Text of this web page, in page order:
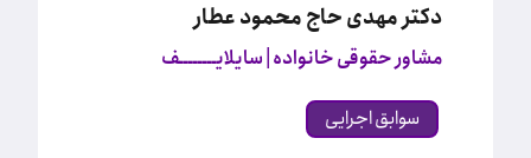
دکتر مهدی حاج محمود عطار
مشاور حقوقی خانواده | سایلایــــــــف
سوابق اجرایی